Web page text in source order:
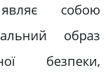
собою
образ
безпеки,